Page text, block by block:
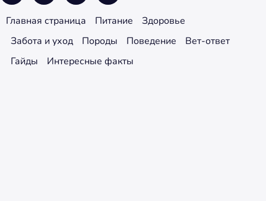
Главная страница Питание
Здоровье
Забота и уход
Породы Поведение
Вет-ответ
Гайды
Интересные факты